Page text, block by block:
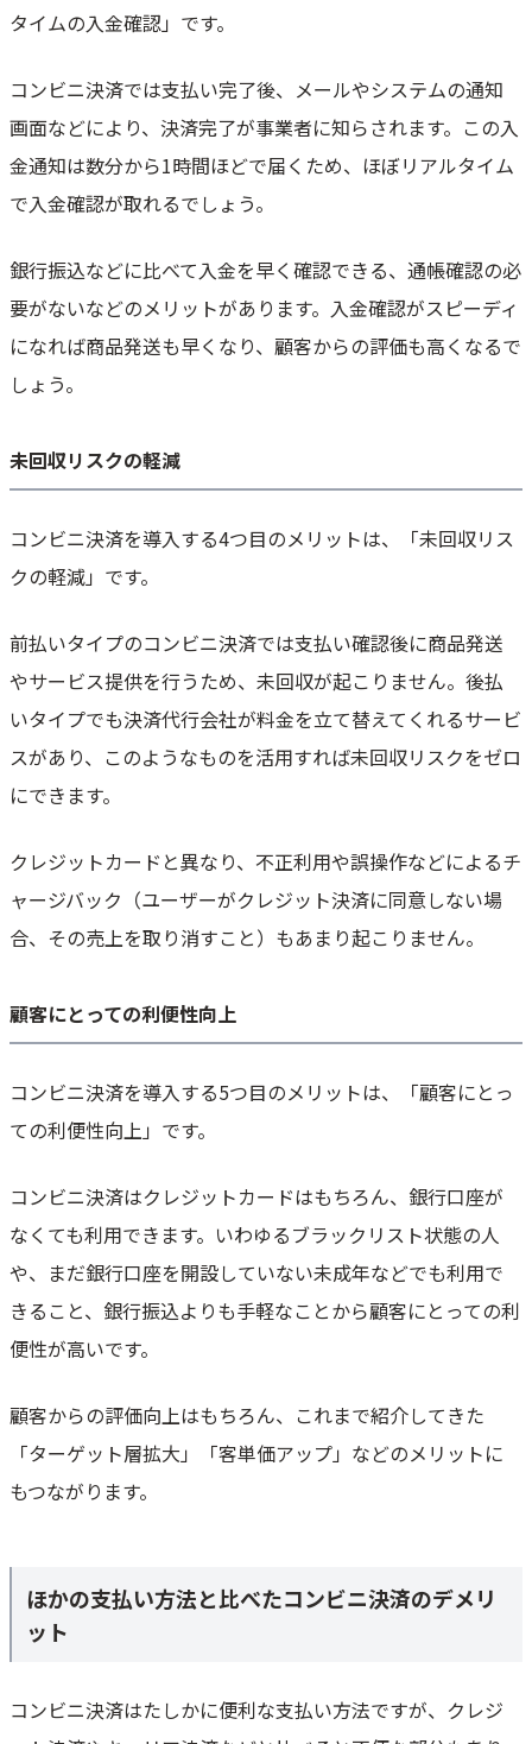
タイムの入金確認」です。
コンビニ決済では支払い完了後、メールやシステムの通知
画面などにより、決済完了が事業者に知らされます。この入
金通知は数分から1時間ほどで届くため、ほぼリアルタイム
で入金確認が取れるでしょう。
銀行振込などに比べて入金を早く確認できる、通帳確認の必
要がないなどのメリットがあります。入金確認がスピーディ
になれば商品発送も早くなり、顧客からの評価も高くなるで
しょう。
未回収リスクの軽減
コンビニ決済を導入する4つ目のメリットは、「未回収リス
クの軽減」です。
前払いタイプのコンビニ決済では支払い確認後に商品発送
やサービス提供を行うため、未回収が起こりません。後払
いタイプでも決済代行会社が料金を立て替えてくれるサービ
スがあり、このようなものを活用すれば未回収リスクをゼロ
にできます。
クレジットカードと異なり、不正利用や誤操作などによるチ
ャージバック（ユーザーがクレジット決済に同意しない場
合、その売上を取り消すこと）もあまり起こりません。
顧客にとっての利便性向上
コンビニ決済を導入する5つ目のメリットは、「顧客にとっ
ての利便性向上」です。
コンビニ決済はクレジットカードはもちろん、銀行口座が
なくても利用できます。いわゆるブラックリスト状態の人
や、まだ銀行口座を開設していない未成年などでも利用で
きること、銀行振込よりも手軽なことから顧客にとっての利
便性が高いです。
顧客からの評価向上はもちろん、これまで紹介してきた
「ターゲット層拡大」「客単価アップ」などのメリットに
もつながります。
ほかの支払い方法と比べたコンビニ決済のデメリ
ット
コンビニ決済はたしかに便利な支払い方法ですが、クレジ